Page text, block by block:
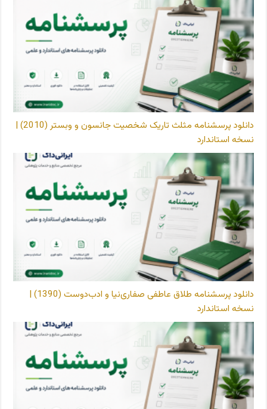
دانلود پرسشنامه مثلث تاریک شخصیت جانسون و وبستر (2010) |
نسخه استاندارد
دانلود پرسشنامه طلاق عاطفی صفاری‌نیا و ادب‌دوست (1390) |
نسخه استاندارد